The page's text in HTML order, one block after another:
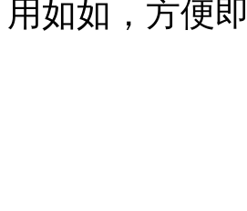
用如如，方便